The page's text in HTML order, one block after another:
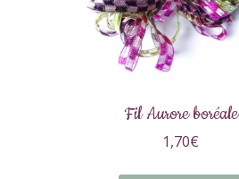
Fil Aurore boréale
1,70€